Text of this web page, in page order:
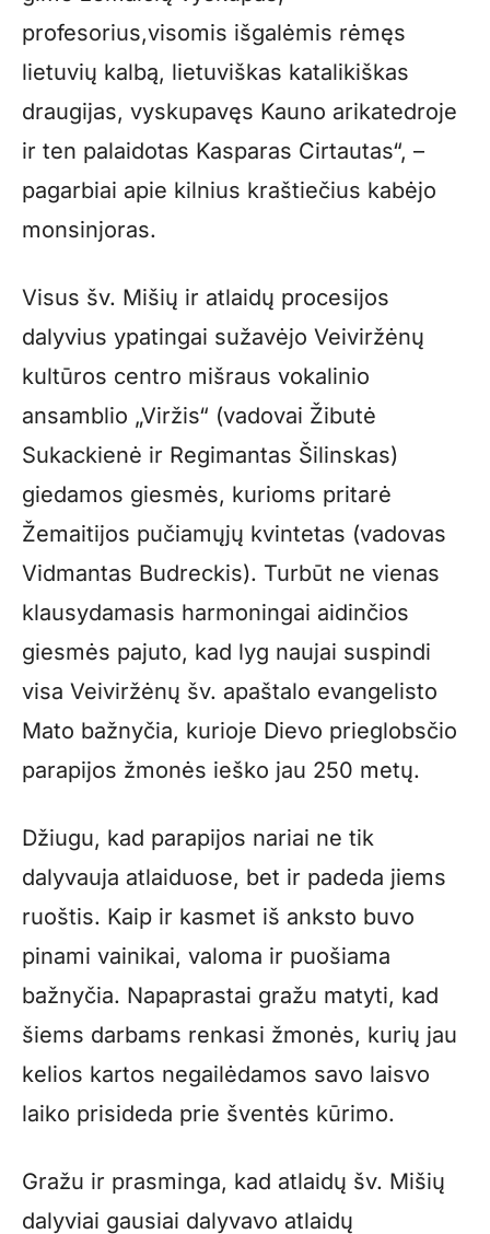
profesorius,visomis išgalėmis rėmęs
lietuvių kalbą, lietuviškas katalikiškas
draugijas, vyskupavęs Kauno arikatedroje
ir ten palaidotas Kasparas Cirtautas“, –
pagarbiai apie kilnius kraštiečius kabėjo
monsinjoras.
Visus šv. Mišių ir atlaidų procesijos
dalyvius ypatingai sužavėjo Veiviržėnų
kultūros centro mišraus vokalinio
ansamblio „Viržis“ (vadovai Žibutė
Sukackienė ir Regimantas Šilinskas)
giedamos giesmės, kurioms pritarė
Žemaitijos pučiamųjų kvintetas (vadovas
Vidmantas Budreckis). Turbūt ne vienas
klausydamasis harmoningai aidinčios
giesmės pajuto, kad lyg naujai suspindi
visa Veiviržėnų šv. apaštalo evangelisto
Mato bažnyčia, kurioje Dievo prieglobsčio
parapijos žmonės ieško jau 250 metų.
Džiugu, kad parapijos nariai ne tik
dalyvauja atlaiduose, bet ir padeda jiems
ruoštis. Kaip ir kasmet iš anksto buvo
pinami vainikai, valoma ir puošiama
bažnyčia. Napaprastai gražu matyti, kad
šiems darbams renkasi žmonės, kurių jau
kelios kartos negailėdamos savo laisvo
laiko prisideda prie šventės kūrimo.
Gražu ir prasminga, kad atlaidų šv. Mišių
dalyviai gausiai dalyvavo atlaidų